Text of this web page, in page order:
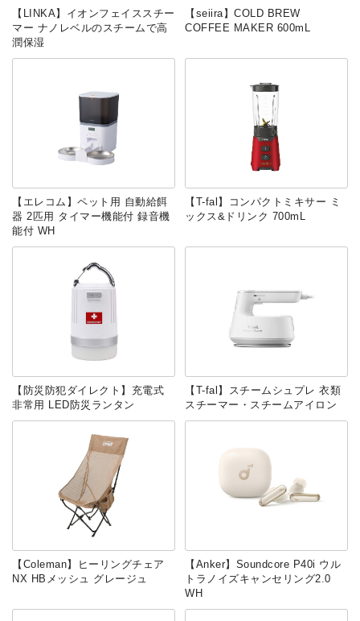
【LINKA】イオンフェイススチー
マー ナノレベルのスチームで高
潤保湿
‎【seiira】COLD BREW
COFFEE MAKER 600mL
【エレコム】ペット用 自動給餌
器 2匹用 タイマー機能付 録音機
能付 WH
【T-fal】コンパクトミキサー ミ
ックス&ドリンク 700mL
【防災防犯ダイレクト】充電式
非常用 LED防災ランタン
【T-fal】スチームシュプレ 衣類
スチーマー・スチームアイロン
【Coleman】ヒーリングチェア
NX HBメッシュ グレージュ
【Anker】Soundcore P40i ウル
トラノイズキャンセリング2.0
WH